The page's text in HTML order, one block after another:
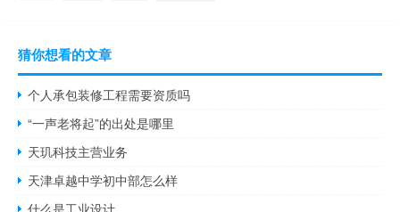
猜你想看的文章
个人承包装修工程需要资质吗
“一声老将起”的出处是哪里
天玑科技主营业务
天津卓越中学初中部怎么样
什么是工业设计